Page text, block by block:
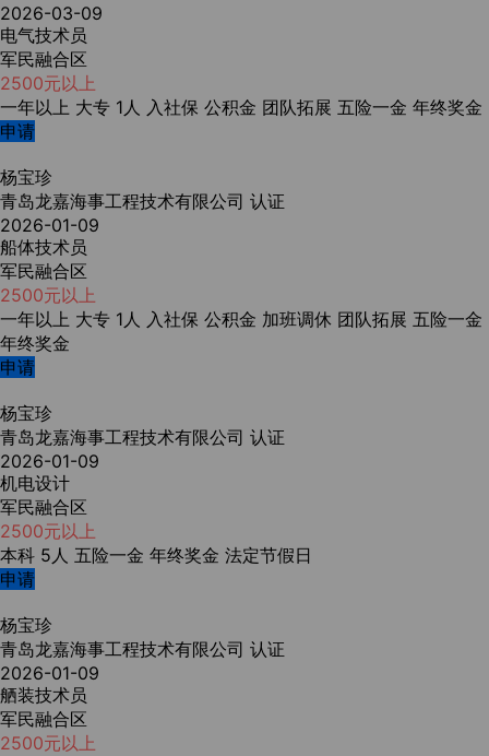
2026-03-09
电气技术员
军民融合区
2500元以上
一年以上 大专 1人 入社保 公积金 团队拓展 五险一金 年终奖金
申请
杨宝珍
青岛龙嘉海事工程技术有限公司 认证
2026-01-09
船体技术员
军民融合区
2500元以上
一年以上 大专 1人 入社保 公积金 加班调休 团队拓展 五险一金
年终奖金
申请
杨宝珍
青岛龙嘉海事工程技术有限公司 认证
2026-01-09
机电设计
军民融合区
2500元以上
本科 5人 五险一金 年终奖金 法定节假日
申请
杨宝珍
青岛龙嘉海事工程技术有限公司 认证
2026-01-09
舾装技术员
军民融合区
2500元以上